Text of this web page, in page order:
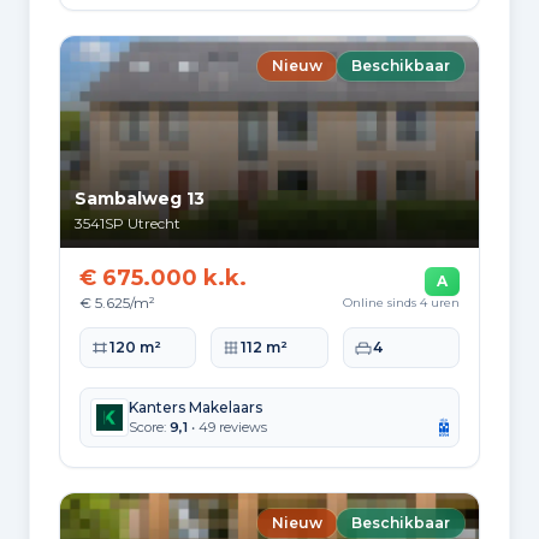
Samenstelling van bewoners
Leeftijdsopbouw
65+: 34.935 0-15: 47.675
15-25: 50.910
25-45: 126.675
Opleidingsniveau
Hoger
Praktisch
45.840
Middelbaar
67.680
Herkomst inwoners (2025)
37.515
Nieuw Beschikbaar
Sambalweg 13
3541SP Utrecht
€ 675.000 k.k.
€ 5.625/m²
A
Online sinds 4 uren
Woonoppervlakte
120 m² Perceeloppervlakte
112 m² Slaapkamers
4
Kanters Makelaars
Score: 9,1 • 49 reviews
Nieuw Beschikbaar